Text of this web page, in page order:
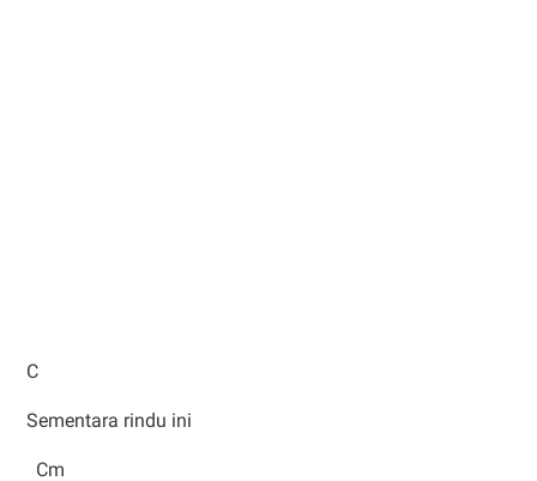
C
Sementara rindu ini
Cm